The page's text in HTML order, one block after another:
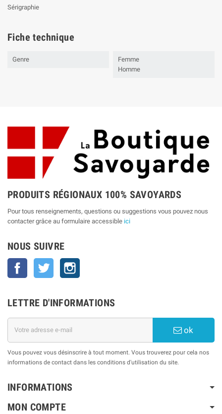
Sérigraphie
Fiche technique
Genre
Femme
Homme
PRODUITS RÉGIONAUX 100% SAVOYARDS
Pour tous renseignements, questions ou suggestions vous pouvez nous
contacter grâce au formulaire accessible ici
NOUS SUIVRE
Facebook Twitter
LETTRE D'INFORMATIONS
ok
Vous pouvez vous désinscrire à tout moment. Vous trouverez pour cela nos
informations de contact dans les conditions d'utilisation du site.
INFORMATIONS
MON COMPTE